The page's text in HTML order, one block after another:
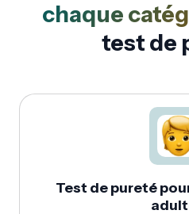
chaque
test de
Test de pureté